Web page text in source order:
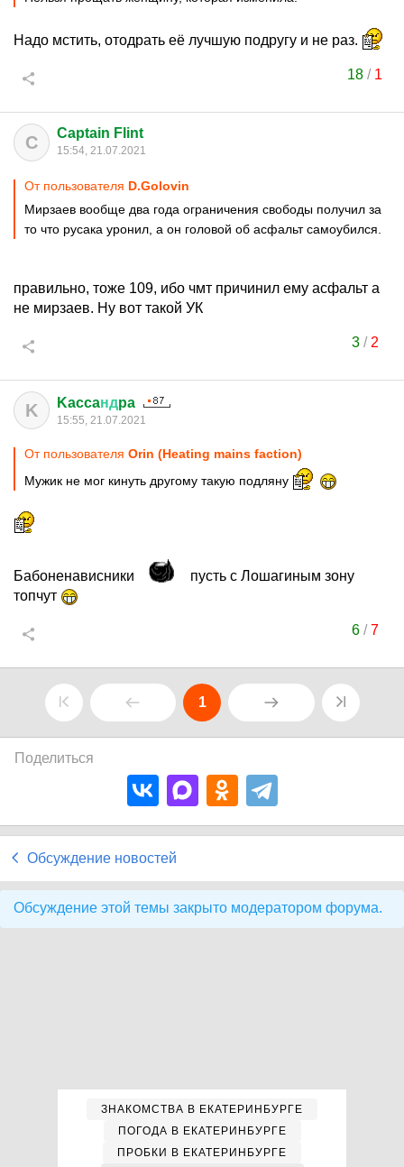
Надо мстить, отодрать её лучшую подругу и не раз.
18 / 1
C Captain Flint
15:54, 21.07.2021
От пользователя D.Golovin
Мирзаев вообще два года ограничения свободы получил за
то что русака уронил, а он головой об асфальт самоубился.
правильно, тоже 109, ибо чмт причинил ему асфальт а
не мирзаев. Ну вот такой УК
3/ 2
K Kaccaндpa
15:55, 21.07.2021
От пользователя Orin (Heating mains faction)
Мужик не мог кинуть другому такую подляну
Бабоненависники
пусть с Лошагиным зону
топчут
6/7
1
Поделиться
Обсуждение новостей
Обсуждение этой темы закрыто модератором форума.
ЗНАКОМСТВА В ЕКАТЕРИНБУРГЕ
ПОГОДА В ЕКАТЕРИНБУРГЕ
ПРОБКИ В ЕКАТЕРИНБУРГЕ